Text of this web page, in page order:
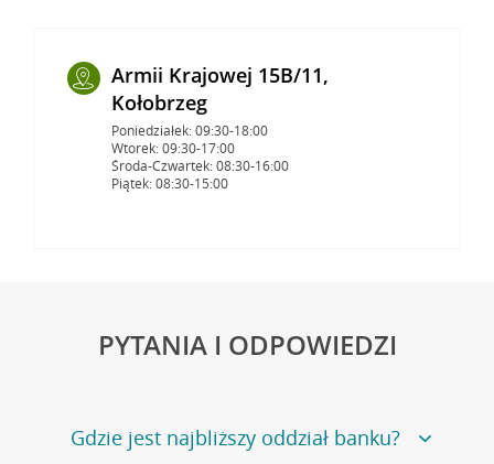
Armii Krajowej 15B/11,
Kołobrzeg
Poniedziałek: 09:30-18:00
Wtorek: 09:30-17:00
Środa-Czwartek: 08:30-16:00
Piątek: 08:30-15:00
PYTANIA I ODPOWIEDZI
Gdzie jest najbliższy oddział banku?